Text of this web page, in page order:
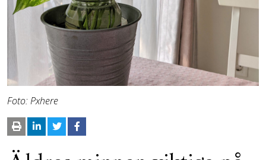
Foto: Pxhere